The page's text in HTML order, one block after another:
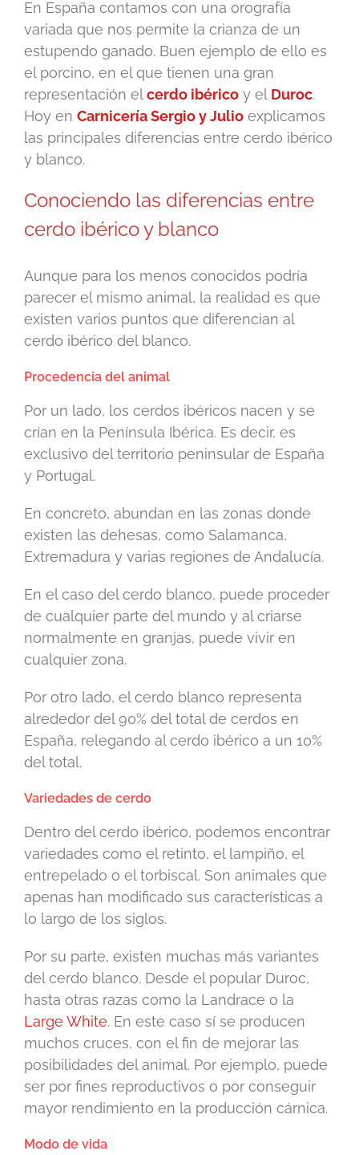
En España contamos con una orografía
variada que nos permite la crianza de un
estupendo ganado. Buen ejemplo de ello es
el porcino, en el que tienen una gran
representación elcerdo ibérico y el Duroc.
Hoy en Carnicería Sergio y Julio explicamos
las principales diferencias entre cerdo ibérico
y blanco.
Conociendo las diferencias entre
cerdo ibérico y blanco
Aunque para los menos conocidos podría
parecer el mismo animal, la realidad es que
existen varios puntos que diferencian al
cerdo ibérico del blanco.
Procedencia del animal
Por un lado, los cerdos ibéricos nacen y se
crían en la Península Ibérica. Es decir, es
exclusivo del territorio peninsular de España
y Portugal.
En concreto, abundan en las zonas donde
existen las dehesas, como Salamanca,
Extremadura y varias regiones de Andalucía.
En el caso del cerdo blanco, puede proceder
de cualquier parte del mundo y al criarse
normalmente en granjas, puede vivir en
cualquier zona.
Por otro lado, el cerdo blanco representa
alrededor del 90% del total de cerdos en
España, relegando al cerdo ibérico a un 10%
del total.
Variedades de cerdo
Dentro del cerdo ibérico, podemos encontrar
variedades como el retinto, el lampiño, el
entrepelado o el torbiscal. Son animales que
apenas han modificado sus características a
lo largo de los siglos.
Por su parte, existen muchas más variantes
del cerdo blanco. Desde el popular Duroc,
hasta otras razas como la Landrace o la
Large White. En este caso sí se producen
muchos cruces, con el fin de mejorar las
posibilidades del animal. Por ejemplo, puede
ser por fines reproductivos o por conseguir
mayor rendimiento en la producción cárnica.
Modo de vida